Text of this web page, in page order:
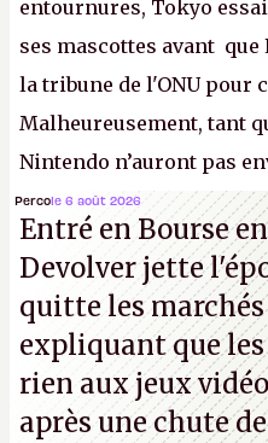
entournures, Tokyo
ses mascottes avant
la tribune de l'ONU pour
Malheureusement, tant
Nintendo n’auront pas
la mort judiciaires pour
strike à tour de bras,
d'étaler sa confiture
souvenirs d'enfance.P.
Percole 6 août 2026
Entré en Bourse
Devolver jette
quitte les
expliquant que
rien aux jeux
après une chute